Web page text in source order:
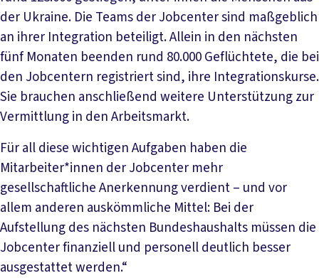
der Ukraine. Die Teams der Jobcenter sind maßgeblich
an ihrer Integration beteiligt. Allein in den nächsten
fünf Monaten beenden rund 80.000 Geflüchtete, die bei
den Jobcentern registriert sind, ihre Integrationskurse.
Sie brauchen anschließend weitere Unterstützung zur
Vermittlung in den Arbeitsmarkt.
Für all diese wichtigen Aufgaben haben die
Mitarbeiter*innen der Jobcenter mehr
gesellschaftliche Anerkennung verdient – und vor
allem anderen auskömmliche Mittel: Bei der
Aufstellung des nächsten Bundeshaushalts müssen die
Jobcenter finanziell und personell deutlich besser
ausgestattet werden.“